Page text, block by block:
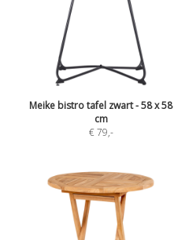
Meike bistro tafel zwart - 58 x 58
cm
€ 79,-